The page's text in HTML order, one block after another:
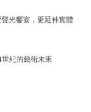
光饗宴，更延伸實體
世紀的藝術未來